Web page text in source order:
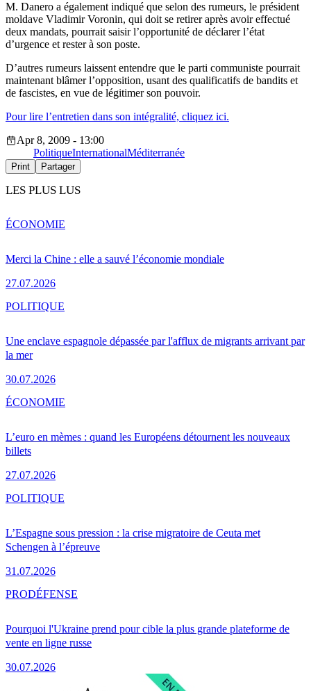
M. Danero a également indiqué que selon des rumeurs, le président
moldave Vladimir Voronin, qui doit se retirer après avoir effectué
deux mandats, pourrait saisir l’opportunité de déclarer l’état
d’urgence et rester à son poste.
D’autres rumeurs laissent entendre que le parti communiste pourrait
maintenant blâmer l’opposition, usant des qualificatifs de bandits et
de fascistes, en vue de légitimer son pouvoir.
Pour lire l’entretien dans son intégralité, cliquez ici.
Apr 8, 2009 - 13:00
PolitiqueInternationalMéditerranée
Print Partager
LES PLUS LUS
Merci la Chine : elle a sauvé l’économie mondiale
27.07.2026
ÉCONOMIE
Une enclave espagnole dépassée par l'afflux de migrants arrivant par
la mer
30.07.2026
POLITIQUE
L’euro en mèmes : quand les Européens détournent les nouveaux
billets
27.07.2026
ÉCONOMIE
L’Espagne sous pression : la crise migratoire de Ceuta met
Schengen à l’épreuve
31.07.2026
POLITIQUE
Pourquoi l'Ukraine prend pour cible la plus grande plateforme de
vente en ligne russe
30.07.2026
PRODÉFENSE